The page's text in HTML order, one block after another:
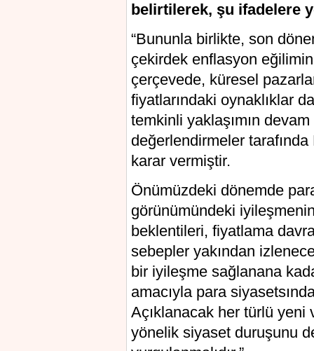
belirtilerek, şu ifadelere
“Bununla birlikte, son
çekirdek enflasyon
çerçevede, küresel
fiyatlarındaki oynaklıklar
temkinli yaklaşımın
değerlendirmeler
karar vermiştir.
Önümüzdeki dönemde
görünümündeki
beklentileri, fiyatlama
sebepler yakından
bir iyileşme sağlanana
amacıyla para
Açıklanacak her türlü yeni
yönelik siyaset duruşunu